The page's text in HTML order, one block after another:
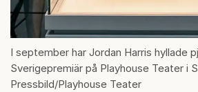
I september har Jordan Harris hyllade
Sverigepremiär på Playhouse Teater i
Pressbild/Playhouse Teater